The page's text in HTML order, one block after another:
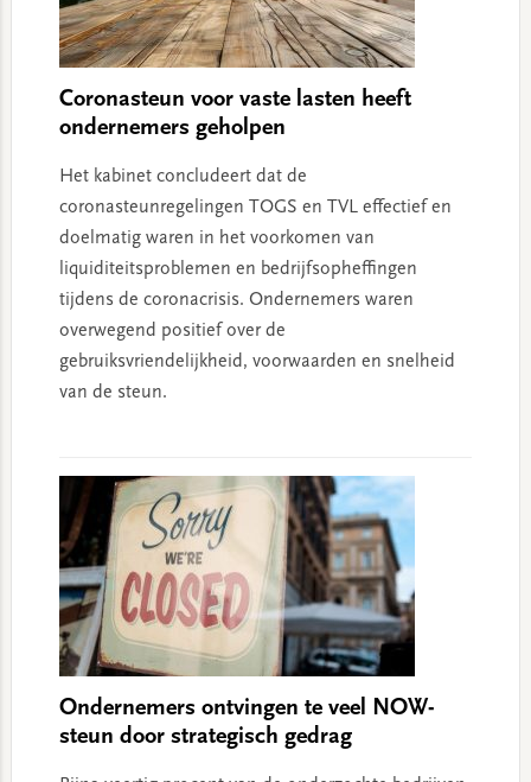
Coronasteun voor vaste lasten heeft
ondernemers geholpen
Het kabinet concludeert dat de
coronasteunregelingen TOGS en TVL effectief en
doelmatig waren in het voorkomen van
liquiditeitsproblemen en bedrijfsopheffingen
tijdens de coronacrisis. Ondernemers waren
overwegend positief over de
gebruiksvriendelijkheid, voorwaarden en snelheid
van de steun.
Ondernemers ontvingen te veel NOW-
steun door strategisch gedrag